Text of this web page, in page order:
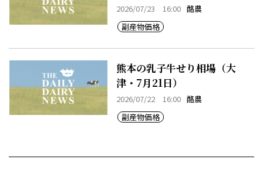
2026/07/23 16:00 酪農
副産物価格
熊本の乳子牛せり相場（大
津・7月21日）
2026/07/22 16:00 酪農
副産物価格